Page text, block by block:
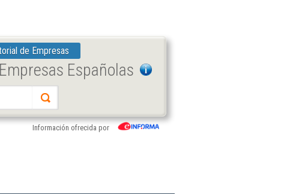
de Empresas
Españolas
Información ofrecida por